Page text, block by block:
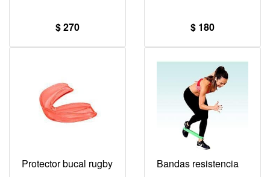
$ 270 $ 180
Protector bucal rugby Bandas resistencia